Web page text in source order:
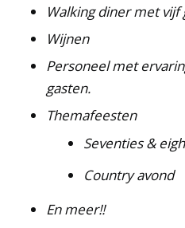
Walking diner met vijf
Wijnen
Personeel met
gasten.
Themafeesten
Seventies &
Country avond
En meer!!